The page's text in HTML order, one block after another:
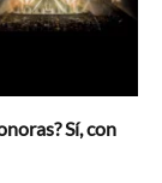
Sí, con